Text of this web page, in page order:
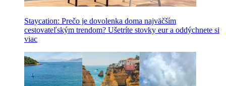
Staycation: Prečo je dovolenka doma najväčším
cestovateľským trendom? Ušetríte stovky eur a oddýchnete si
viac